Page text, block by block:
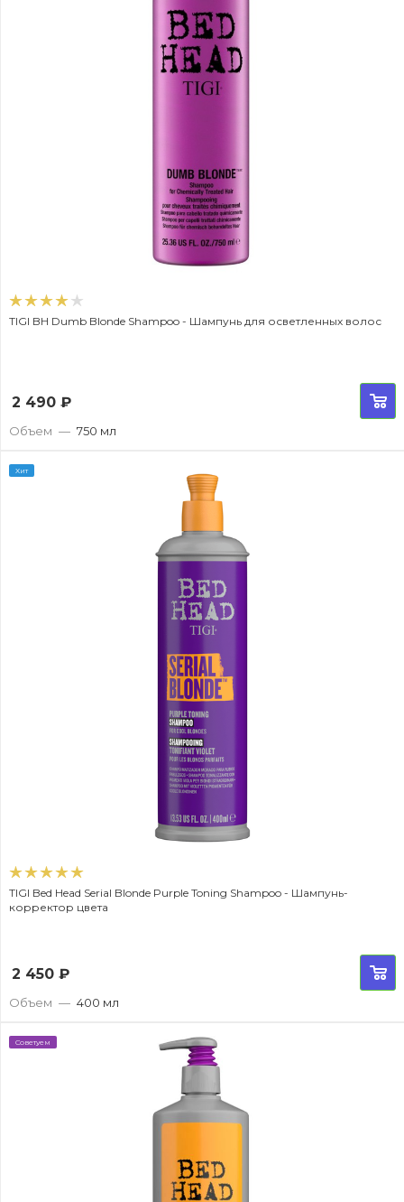
TIGI BH Dumb Blonde Shampoo - Шампунь для осветленных волос
2 490 ₽
Объем — 750 мл
Хит
TIGI Bed Head Serial Blonde Purple Toning Shampoo - Шампунь-
корректор цвета
2 450 ₽
Объем — 400 мл
Советуем